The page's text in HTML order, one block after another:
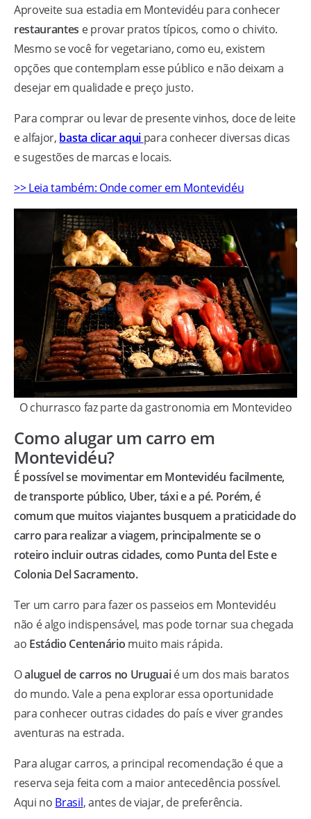
Aproveite sua estadia em Montevidéu para conhecer
restaurantes e provar pratos típicos, como o chivito.
Mesmo se você for vegetariano, como eu, existem
opções que contemplam esse público e não deixam a
desejar em qualidade e preço justo.
Para comprar ou levar de presente vinhos, doce de leite
e alfajor, basta clicar aqui para conhecer diversas dicas
e sugestões de marcas e locais.
>> Leia também: Onde comer em Montevidéu
O churrasco faz parte da gastronomia em Montevideo
Como alugar um carro em
Montevidéu?
É possível se movimentar em Montevidéu facilmente,
de transporte público, Uber, táxi e a pé. Porém, é
comum que muitos viajantes busquem a praticidade do
carro para realizar a viagem, principalmente se o
roteiro incluir outras cidades, como Punta del Este e
Colonia Del Sacramento.
Ter um carro para fazer os passeios em Montevidéu
não é algo indispensável, mas pode tornar sua chegada
ao Estádio Centenário muito mais rápida.
Oaluguel de carros no Uruguaié um dos mais baratos
do mundo. Vale a pena explorar essa oportunidade
para conhecer outras cidades do país e viver grandes
aventuras na estrada.
Para alugar carros, a principal recomendação é que a
reserva seja feita com a maior antecedência possível.
Aqui no Brasil, antes de viajar, de preferência.